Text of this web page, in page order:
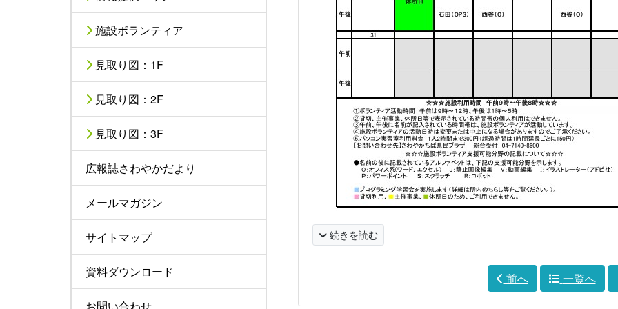
施設ボランティア
見取り図：1F
見取り図：2F
見取り図：3F
広報誌さわやかだより
メールマガジン
サイトマップ
資料ダウンロード
続きを読む
前へ 一覧へ